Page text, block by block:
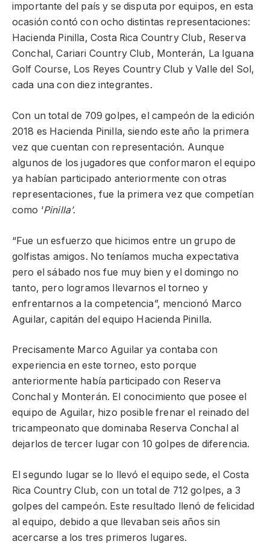
importante del país y se disputa por equipos, en esta
ocasión contó con ocho distintas representaciones:
Hacienda Pinilla, Costa Rica Country Club, Reserva
Conchal, Cariari Country Club, Monterán, La Iguana
Golf Course, Los Reyes Country Club y Valle del Sol,
cada una con diez integrantes.
Con un total de 709 golpes, el campeón de la edición
2018 es Hacienda Pinilla, siendo este año la primera
vez que cuentan con representación. Aunque
algunos de los jugadores que conformaron el equipo
ya habían participado anteriormente con otras
representaciones, fue la primera vez que competían
como ‘Pinilla’.
“Fue un esfuerzo que hicimos entre un grupo de
golfistas amigos. No teníamos mucha expectativa
pero el sábado nos fue muy bien y el domingo no
tanto, pero logramos llevarnos el torneo y
enfrentarnos a la competencia”, mencionó Marco
Aguilar, capitán del equipo Hacienda Pinilla.
Precisamente Marco Aguilar ya contaba con
experiencia en este torneo, esto porque
anteriormente había participado con Reserva
Conchal y Monterán. El conocimiento que posee el
equipo de Aguilar, hizo posible frenar el reinado del
tricampeonato que dominaba Reserva Conchal al
dejarlos de tercer lugar con 10 golpes de diferencia.
El segundo lugar se lo llevó el equipo sede, el Costa
Rica Country Club, con un total de 712 golpes, a 3
golpes del campeón. Este resultado llenó de felicidad
al equipo, debido a que llevaban seis años sin
acercarse a los tres primeros lugares.